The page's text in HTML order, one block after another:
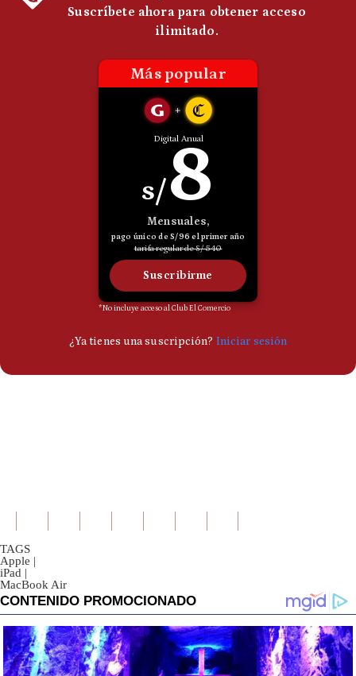
Preguntas
TAGS
Apple |
iPad |
MacBook Air